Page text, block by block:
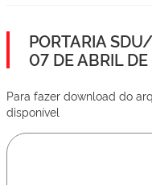
PORTARIA
07 DE ABRIL
Para fazer download do
disponível